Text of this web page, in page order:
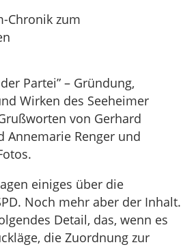
Chronik zum
Partei” – Gründung,
Wirken des Seeheimer
von Gerhard
Annemarie Renger und
einiges über die
Noch mehr aber der Inhalt.
Detail, das, wenn es
die Zuordnung zur